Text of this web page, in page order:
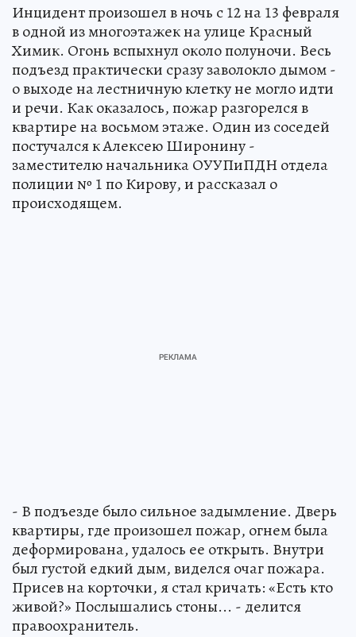
Инцидент произошел в ночь с 12 на 13 февраля
в одной из многоэтажек на улице Красный
Химик. Огонь вспыхнул около полуночи. Весь
подъезд практически сразу заволокло дымом -
о выходе на лестничную клетку не могло идти
и речи. Как оказалось, пожар разгорелся в
квартире на восьмом этаже. Один из соседей
постучался к Алексею Широнину -
заместителю начальника ОУУПиПДН отдела
полиции № 1 по Кирову, и рассказал о
происходящем.
- В подъезде было сильное задымление. Дверь
квартиры, где произошел пожар, огнем была
деформирована, удалось ее открыть. Внутри
был густой едкий дым, виделся очаг пожара.
Присев на корточки, я стал кричать: «Есть кто
живой?» Послышались стоны... - делится
правоохранитель.